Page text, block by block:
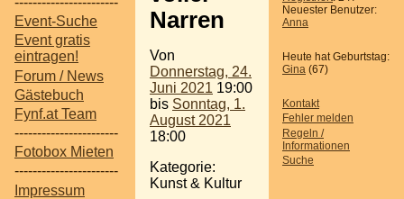
Event-Suche
Event gratis
eintragen!
Forum / News
Gästebuch
Fynf.at Team
-----------------------
Fotobox Mieten
-----------------------
Impressum
Neuester Benutzer:
Anna
Heute hat Geburtstag:
Gina (67)
Kontakt
Fehler melden
Regeln /
Informationen
Suche
Narren
Von
Donnerstag, 24.
Juni 2021 19:00
bis Sonntag, 1.
August 2021
18:00
Kategorie:
Kunst & Kultur